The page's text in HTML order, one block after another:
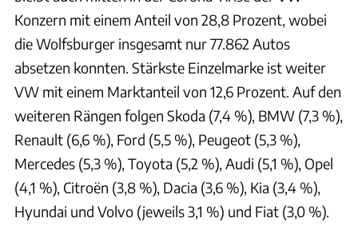
Konzern mit einem Anteil von 28,8 Prozent, wobei
die Wolfsburger insgesamt nur 77.862 Autos
absetzen konnten. Stärkste Einzelmarke ist weiter
VW mit einem Marktanteil von 12,6 Prozent. Auf den
weiteren Rängen folgen Skoda (7,4 %), BMW (7,3 %),
Renault (6,6 %), Ford (5,5 %), Peugeot (5,3 %),
Mercedes (5,3 %), Toyota (5,2 %), Audi (5,1 %), Opel
(4,1 %), Citroën (3,8 %), Dacia (3,6 %), Kia (3,4 %),
Hyundai und Volvo (jeweils 3,1 %) und Fiat (3,0 %).